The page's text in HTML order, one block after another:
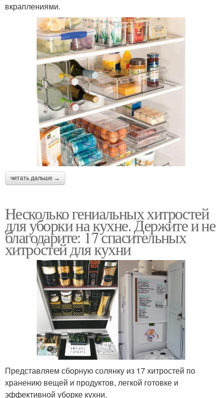
вкраплениями.
читать дальше →
Несколько гениальных хитростей
для уборки на кухне. Держите и не
благодарите: 17 спасительных
хитростей для кухни
Представляем сборную солянку из 17 хитростей по
хранению вещей и продуктов, легкой готовке и
эффективной уборке кухни.